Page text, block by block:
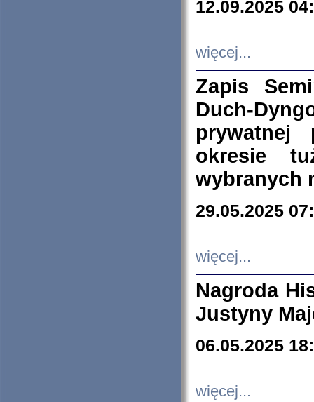
12.09.2025
więcej...
Zapis
Duch-
prywatnej
okresie
wybranych
29.05.2025
więcej...
Nagroda
Justyny
06.05.2025
więcej...